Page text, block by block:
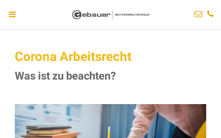
Corona Arbeitsrecht
Was ist zu beachten?